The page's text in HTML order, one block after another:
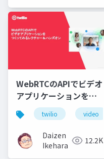
WebRTCのAPIでビデオ
アプリケーションをつ
くってみるレクチャー
＆ハンズオン
twilio video
Daizen
Ikehara
12.2K